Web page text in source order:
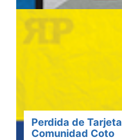
Perdida de Tarjeta
Comunidad Coto